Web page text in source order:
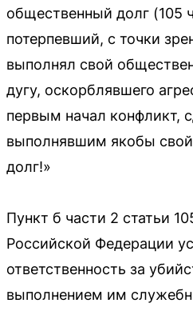
общественный долг (105
потерпевший, с точки
выполнял свой
дугу, оскорблявшего
первым начал конфликт,
выполнявшим якобы
долг!»
Пункт б части 2 статьи
Российской Федерации
ответственность за
выполнением им